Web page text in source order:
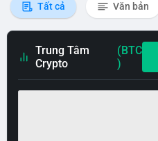
Tất cả Văn bản
Trung Tâm
Crypto
(BTC
)